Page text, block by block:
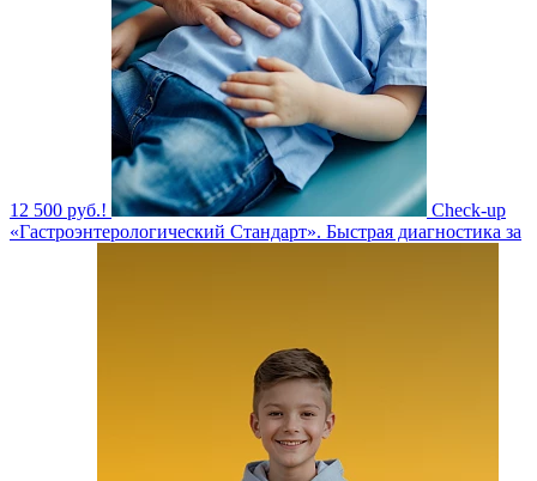
12 500 руб.!
Check-up
«Гастроэнтерологический Стандарт». Быстрая диагностика за